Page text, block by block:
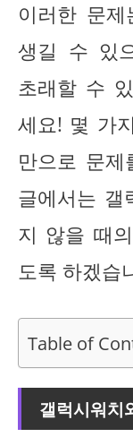
이러한 문
생길 수 있
초래할 수
세요! 몇 가
만으로 문
글에서는 갤
지 않을 때
도록 하겠습
Table of
갤럭시워치